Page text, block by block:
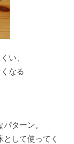
い、
なる
ターン。
して使ってく